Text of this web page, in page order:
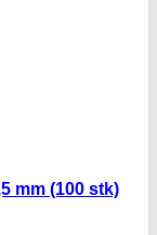
mm (100 stk)